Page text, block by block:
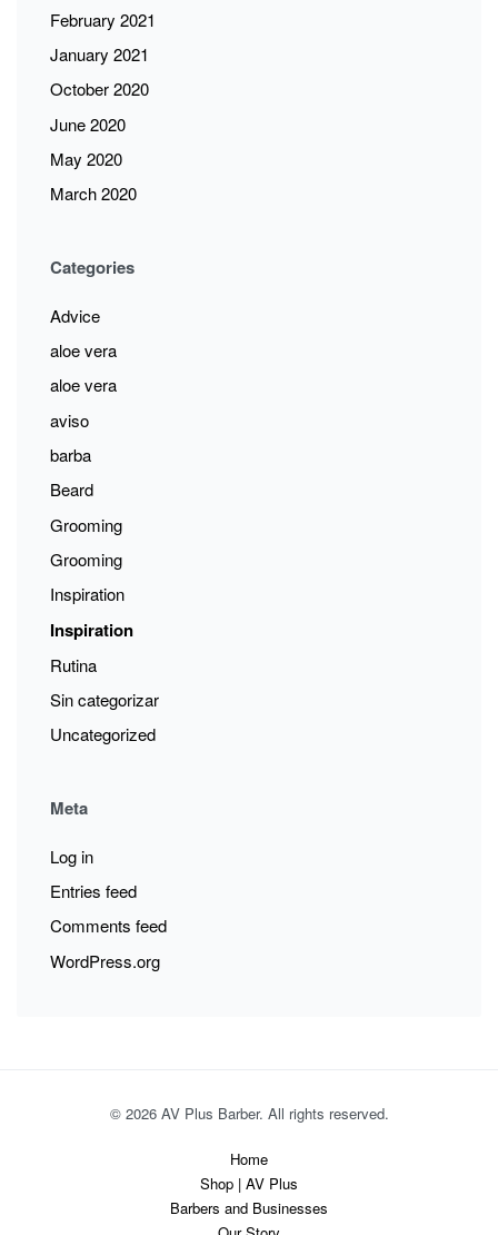
February 2021
January 2021
October 2020
June 2020
May 2020
March 2020
Categories
Advice
aloe vera
aloe vera
aviso
barba
Beard
Grooming
Grooming
Inspiration
Inspiration
Rutina
Sin categorizar
Uncategorized
Meta
Log in
Entries feed
Comments feed
WordPress.org
© 2026 AV Plus Barber. All rights reserved.
Home
Shop | AV Plus
Barbers and Businesses